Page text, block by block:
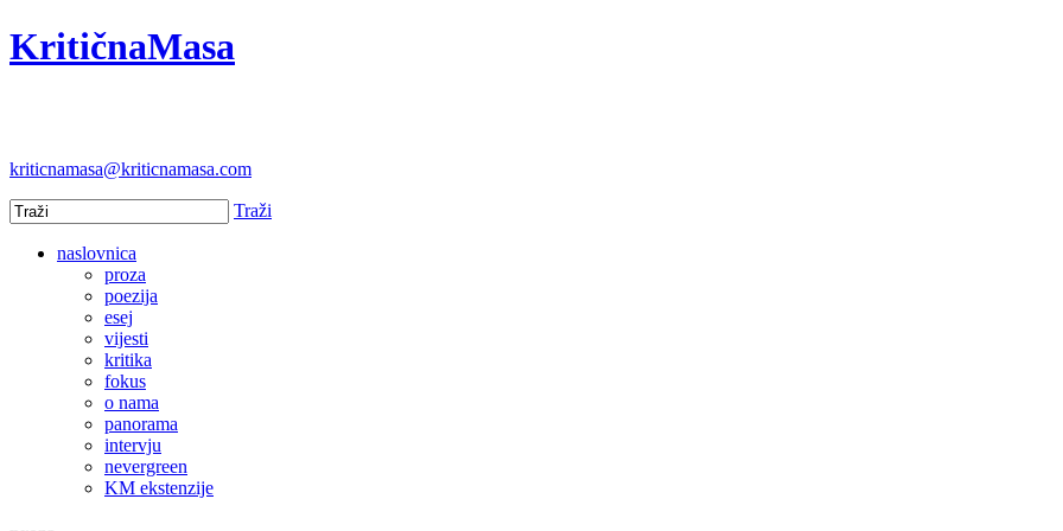
KritičnaMasa
kriticnamasa@kriticnamasa.com
Traži
naslovnica
proza
poezija
esej
vijesti
kritika
fokus
o nama
panorama
intervju
nevergreen
KM ekstenzije